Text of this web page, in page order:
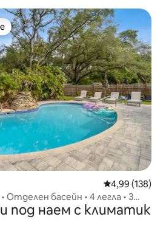
на гостите
Средна
4,99 (138)
Отделен басейн • 4 легла • 3
под наем с климатик